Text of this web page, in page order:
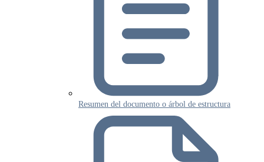
Resumen del documento o árbol de estructura